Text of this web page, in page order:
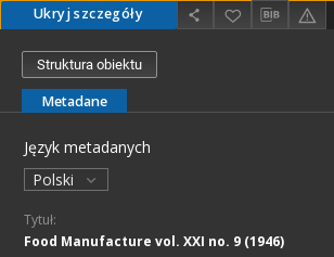
Ukryj szczegóły
Struktura obiektu
Metadane
Język metadanych
Polski
Tytuł:
Food Manufacture vol. XXI no. 9 (1946)